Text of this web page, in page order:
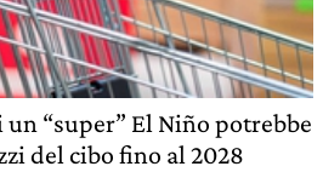
“super” El Niño potrebbe
del cibo fino al 2028